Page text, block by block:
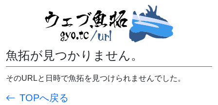
魚拓が見つかりません。
そのURLと日時で魚拓を見つけられませんでした。
TOPへ戻る